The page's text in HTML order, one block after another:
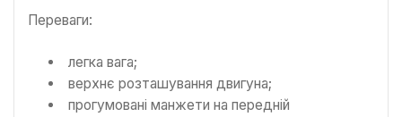
Переваги:
легка вага;
верхнє розташування двигуна;
прогумовані манжети на передній